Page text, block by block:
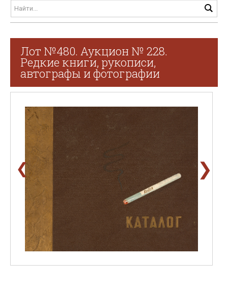
Лот №480. Аукцион № 228.
Редкие книги, рукописи,
автографы и фотографии
❮ ❯